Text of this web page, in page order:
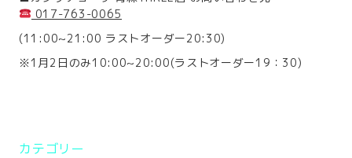
017-763-0065
(11:00~21:00 ラストオーダー20:30)
※1月2日のみ10:00~20:00(ラストオーダー19：30)
カテゴリー